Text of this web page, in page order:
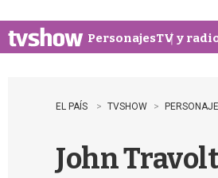
u
PersonajesTV y
EL PAÍS TVSHOW
John